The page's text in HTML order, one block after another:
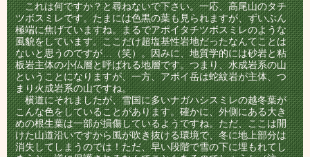
これは何ですか？と尋ねないで下さい。一応、高尾山のタチ
ツボスミレです。たまには色黒の葉も見られますが、ずいぶん
極端に焦げていますね。まるでアポイタチツボスミレのような
風貌をしています。ここだけ超塩基性岩地だったなんてことは
ないと思うのですが…（笑）。因みに、地質学的には砂岩と粘
板岩主体の小仏層と呼ばれる地層です。つまり、水成岩系の山
ということになりますが、一方、アポイ岳は蛇紋岩が主体、つ
まり火成岩系の山ですね。
横道にそれましたが、雪国に多いナガハシスミレの越冬葉が
こんな色をしていることがあります。確かに、外側にある大き
めの根生葉は一部が損傷しているようですね。ただ、ここは開
けた山道沿いですから風が吹き抜ける環境で、冬に地上部分は
消失してしまうのでは！ただ、早い段階で雪の下に埋もれてし